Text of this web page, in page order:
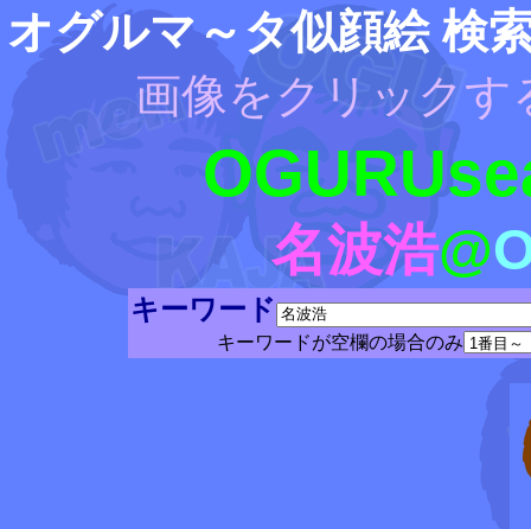
オグルマ～タ似顔絵 検
画像をクリックす
名波浩@
キーワード
キーワードが空欄の場合のみ